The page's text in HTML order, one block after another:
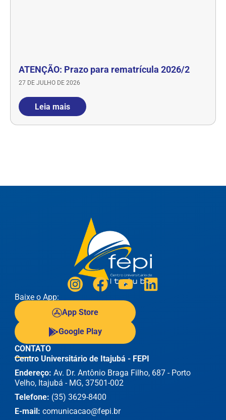
ATENÇÃO: Prazo para rematrícula 2026/2
27 DE JULHO DE 2026
Leia mais
Baixe o App:
App Store
Google Play
CONTATO
Centro Universitário de Itajubá - FEPI
Endereço: Av. Dr. Antônio Braga Filho, 687 - Porto
Velho, Itajubá - MG, 37501-002
Telefone: (35) 3629-8400
E-mail: comunicacao@fepi.br